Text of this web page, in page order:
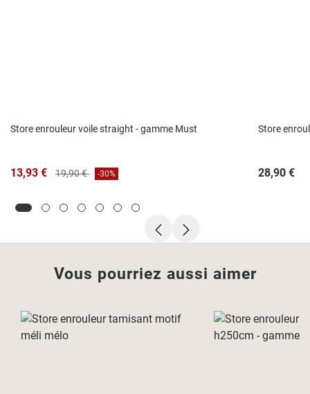
Store enrouleur voile straight - gamme Must
13,93 € 19,90 € -30%
Store
28,90 €
Vous pourriez aussi aimer